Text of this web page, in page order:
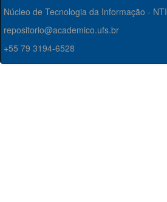
Núcleo de Tecnologia da Informação - NTI
repositorio@academico.ufs.br
+55 79 3194-6528